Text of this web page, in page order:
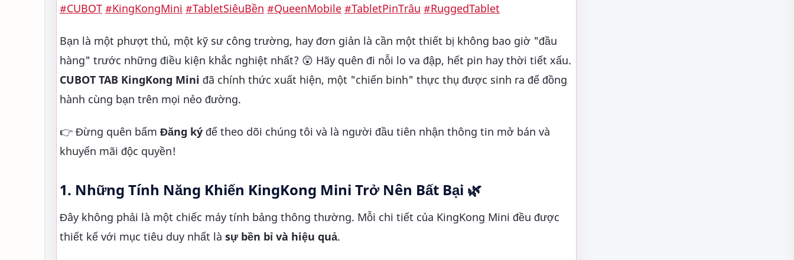
#CUBOT #KingKongMini #TabletSiêuBền #QueenMobile #TabletPinTrâu #RuggedTablet
Bạn là một phượt thủ, một kỹ sư công trường, hay đơn giản là cần một thiết bị không bao giờ "đầu
hàng" trước những điều kiện khắc nghiệt nhất? 😲 Hãy quên đi nỗi lo va đập, hết pin hay thời tiết xấu.
CUBOT TAB KingKong Mini đã chính thức xuất hiện, một "chiến binh" thực thụ được sinh ra để đồng
hành cùng bạn trên mọi nẻo đường.
👉 Đừng quên bấm Đăng ký để theo dõi chúng tôi và là người đầu tiên nhận thông tin mở bán và
khuyến mãi độc quyền!
1. Những Tính Năng Khiến KingKong Mini Trở Nên Bất Bại 🌿
Đây không phải là một chiếc máy tính bảng thông thường. Mỗi chi tiết của KingKong Mini đều được
thiết kế với mục tiêu duy nhất là sự bền bỉ và hiệu quả.